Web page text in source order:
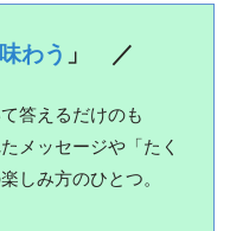
わう 」 ／
答えるだけのも
メッセージや「たく
しみ方のひとつ。